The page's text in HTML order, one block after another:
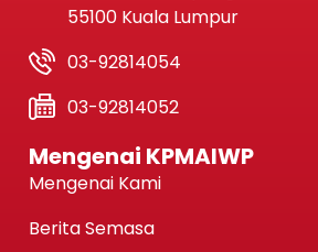
55100 Kuala Lumpur
03-92814054
03-92814052
Mengenai KPMAIWP
Mengenai Kami
Berita Semasa